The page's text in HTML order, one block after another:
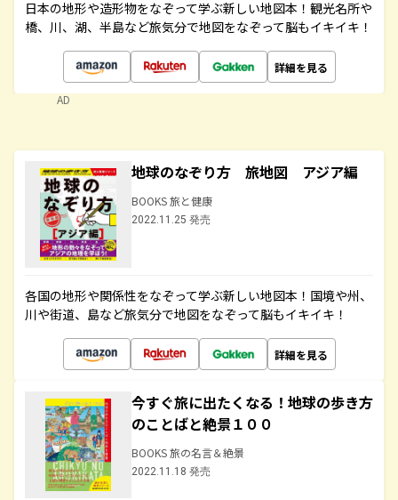
日本の地形や造形物をなぞって学ぶ新しい地図本！観光名所や
橋、川、湖、半島など旅気分で地図をなぞって脳もイキイキ！
詳細を見る
AD
地球のなぞり方 旅地図 アジア編
BOOKS 旅と健康
2022.11.25 発売
各国の地形や関係性をなぞって学ぶ新しい地図本！国境や州、
川や街道、島など旅気分で地図をなぞって脳もイキイキ！
詳細を見る
今すぐ旅に出たくなる！地球の歩き方
のことばと絶景１００
BOOKS 旅の名言＆絶景
2022.11.18 発売